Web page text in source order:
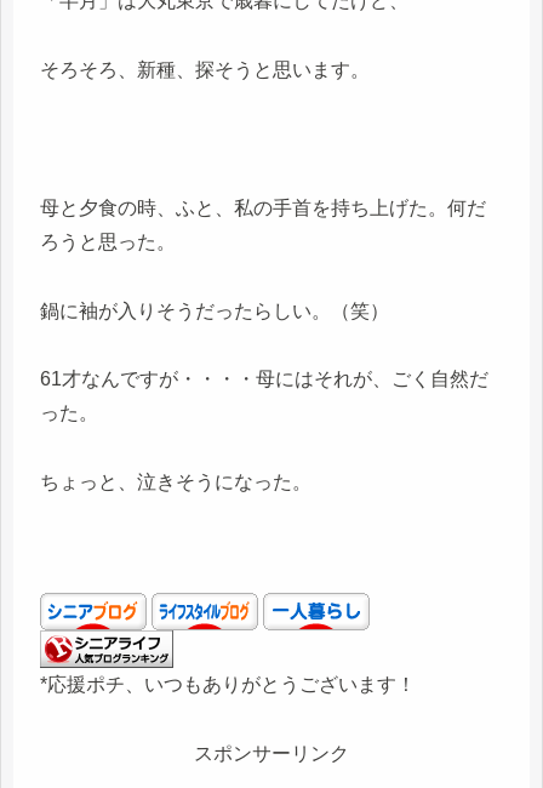
そろそろ、新種、探そうと思います。
母と夕食の時、ふと、私の手首を持ち上げた。何だ
ろうと思った。
鍋に袖が入りそうだったらしい。（笑）
61才なんですが・・・・母にはそれが、ごく自然だ
った。
ちょっと、泣きそうになった。
*応援ポチ、いつもありがとうございます！
スポンサーリンク